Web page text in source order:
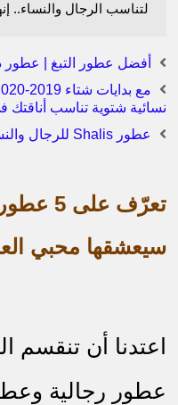
لتناسب الرجال والنساء..
أفضل عطور التبغ | عطور
نسائية شتوية تناسب أناقتك
عطور Shalis للرجال والنساء | مفتاح الجمال للزمن الجميل
تعرّف
سيعشقها محبي
اعتدنا أن تنقسم
عطور رجالية